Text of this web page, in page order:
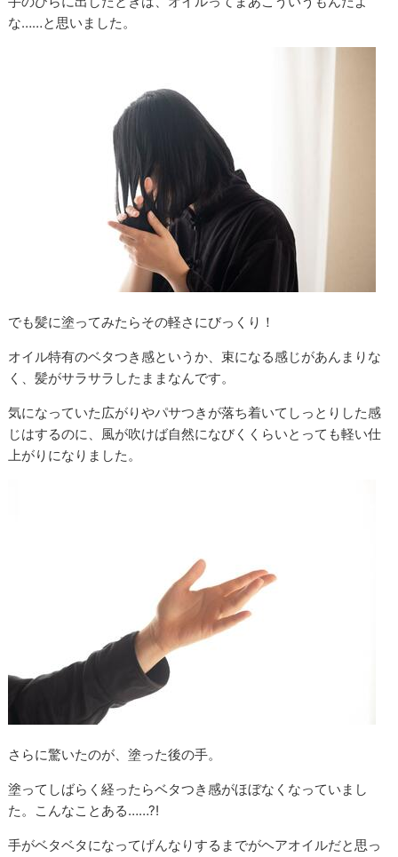
な……と思いました。
でも髪に塗ってみたらその軽さにびっくり！
オイル特有のベタつき感というか、束になる感じがあんまりな
く、髪がサラサラしたままなんです。
気になっていた広がりやパサつきが落ち着いてしっとりした感
じはするのに、風が吹けば自然になびくくらいとっても軽い仕
上がりになりました。
さらに驚いたのが、塗った後の手。
塗ってしばらく経ったらベタつき感がほぼなくなっていまし
た。こんなことある……?!
手がベタベタになってげんなりするまでがヘアオイルだと思っ